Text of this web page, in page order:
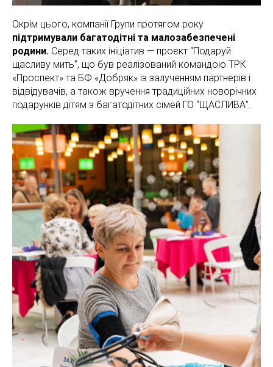
Окрім цього, компанії Групи протягом року
підтримували багатодітні та малозабезпечені
родини. Серед таких ініціатив — проєкт “Подаруй
щасливу мить”, що був реалізований командою ТРК
«Проспект» та БФ «Добряк» із залученням партнерів і
відвідувачів, а також вручення традиційних новорічних
подарунків дітям з багатодітних сімей ГО “ЩАСЛИВА”.